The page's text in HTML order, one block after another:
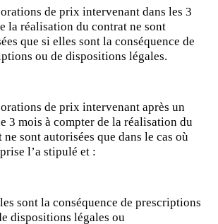
de prix intervenant dans les 3
la réalisation du contrat ne sont
que si elles sont la conséquence de
ou de dispositions légales.
de prix intervenant après un
3 mois à compter de la réalisation du
ne sont autorisées que dans le cas où
l’a stipulé et :
sont la conséquence de prescriptions
dispositions légales ou